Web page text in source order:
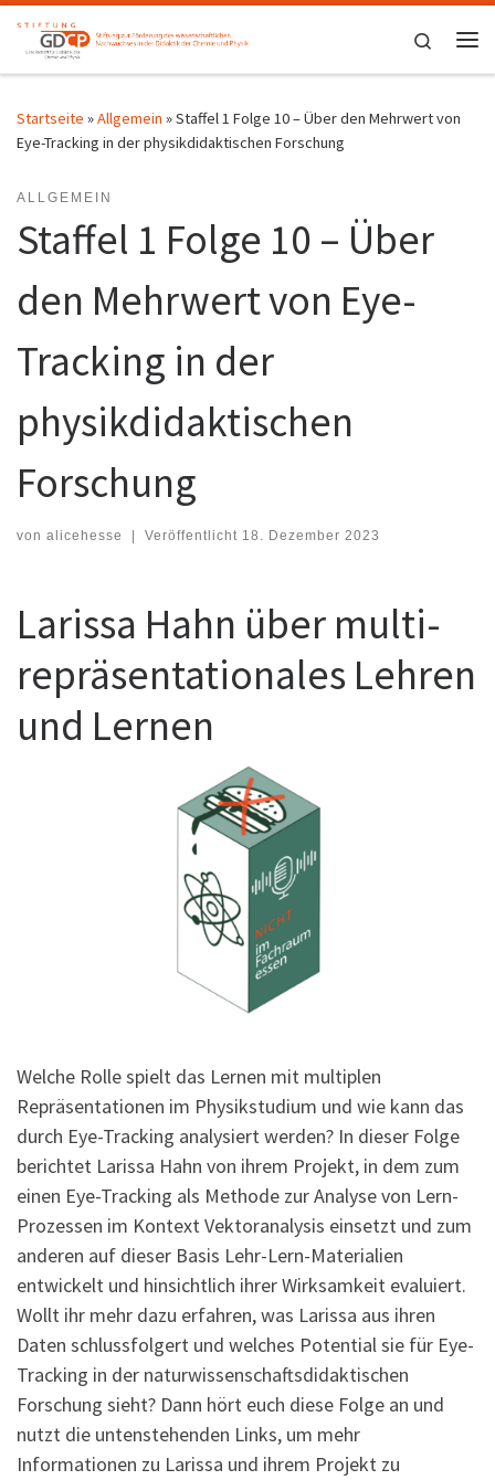
Zum Inhalt springen
Search
Startseite »Allgemein »Staffel 1 Folge 10 – Über den Mehrwert von
Eye-Tracking in der physikdidaktischen Forschung
ALLGEMEIN
Staffel 1 Folge 10 – Über
den Mehrwert von Eye-
Tracking in der
physikdidaktischen
Forschung
von alicehesse | Veröffentlicht 18. Dezember 2023
Larissa Hahn über multi-
repräsentationales Lehren
und Lernen
Welche Rolle spielt das Lernen mit multiplen
Repräsentationen im Physikstudium und wie kann das
durch Eye-Tracking analysiert werden? In dieser Folge
berichtet Larissa Hahn von ihrem Projekt, in dem zum
einen Eye-Tracking als Methode zur Analyse von Lern-
Prozessen im Kontext Vektoranalysis einsetzt und zum
anderen auf dieser Basis Lehr-Lern-Materialien
entwickelt und hinsichtlich ihrer Wirksamkeit evaluiert.
Wollt ihr mehr dazu erfahren, was Larissa aus ihren
Daten schlussfolgert und welches Potential sie für Eye-
Tracking in der naturwissenschaftsdidaktischen
Forschung sieht? Dann hört euch diese Folge an und
nutzt die untenstehenden Links, um mehr
Informationen zu Larissa und ihrem Projekt zu